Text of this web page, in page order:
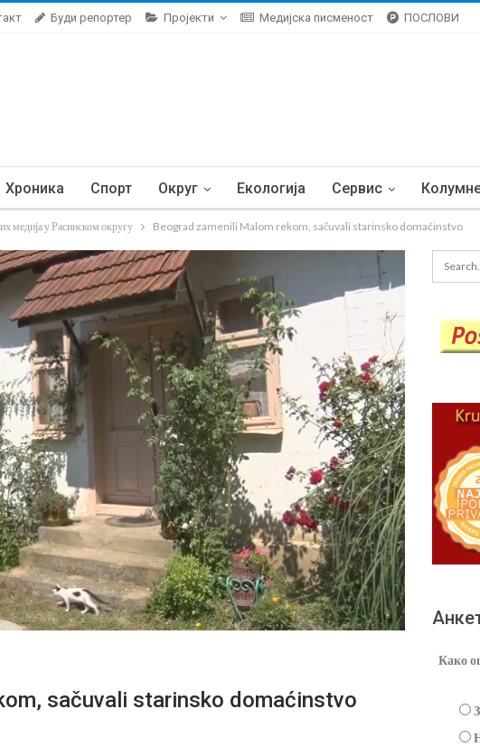
Буди репортер Пројекти Медијска писменост ПОСЛОВИ
Хроника Спорт Округ Екологија Сервис
медија у Расинском округу Beograd zamenili Malom rekom, sačuvali starinsko domaćinstvo
sačuvali starinsko domaćinstvo
Како